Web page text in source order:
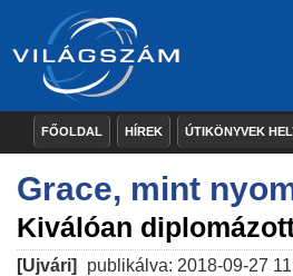
FŐOLDAL HÍREK ÚTIKÖNYVEK
Grace, mint
Kiválóan
[Ujvári] publikálva: 2018-09-27